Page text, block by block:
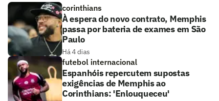
corinthians
À espera do novo contrato, Memphis
passa por bateria de exames em São
Paulo
Há 4 dias
futebol internacional
Espanhóis repercutem supostas
exigências de Memphis ao
Corinthians: 'Enlouqueceu'